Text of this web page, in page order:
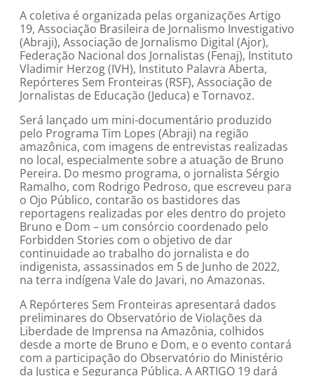
A coletiva é organizada pelas organizações Artigo
19, Associação Brasileira de Jornalismo Investigativo
(Abraji), Associação de Jornalismo Digital (Ajor),
Federação Nacional dos Jornalistas (Fenaj), Instituto
Vladimir Herzog (IVH), Instituto Palavra Aberta,
Repórteres Sem Fronteiras (RSF), Associação de
Jornalistas de Educação (Jeduca) e Tornavoz.
Será lançado um mini-documentário produzido
pelo Programa Tim Lopes (Abraji) na região
amazônica, com imagens de entrevistas realizadas
no local, especialmente sobre a atuação de Bruno
Pereira. Do mesmo programa, o jornalista Sérgio
Ramalho, com Rodrigo Pedroso, que escreveu para
o Ojo Público, contarão os bastidores das
reportagens realizadas por eles dentro do projeto
Bruno e Dom – um consórcio coordenado pelo
Forbidden Stories com o objetivo de dar
continuidade ao trabalho do jornalista e do
indigenista, assassinados em 5 de Junho de 2022,
na terra indígena Vale do Javari, no Amazonas.
A Repórteres Sem Fronteiras apresentará dados
preliminares do Observatório de Violações da
Liberdade de Imprensa na Amazônia, colhidos
desde a morte de Bruno e Dom, e o evento contará
com a participação do Observatório do Ministério
da Justiça e Segurança Pública. A ARTIGO 19 dará